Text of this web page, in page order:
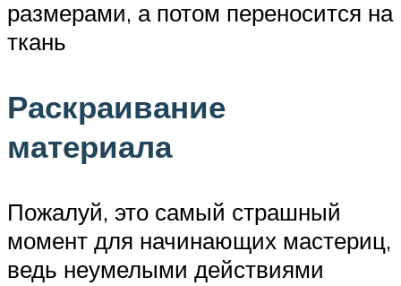
размерами, а потом переносится на
ткань
Раскраивание
материала
Пожалуй, это самый страшный
момент для начинающих мастериц,
ведь неумелыми действиями